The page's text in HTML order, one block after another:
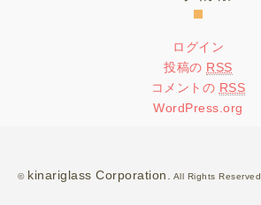
ログイン
投稿の RSS
コメントの RSS
WordPress.org
© kinariglass Corporation. All Rights Reserved.